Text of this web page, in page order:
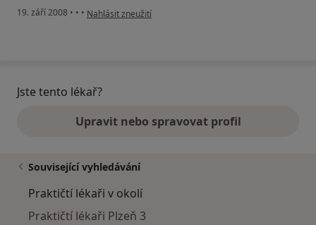
19. září 2008 • • • podle názoru uživatele Nikkita180
Nahlásit zneužití
Jste tento lékař?
Upravit nebo spravovat profil
Související vyhledávání
Praktičtí lékaři v okolí
Praktičtí lékaři Plzeň 3